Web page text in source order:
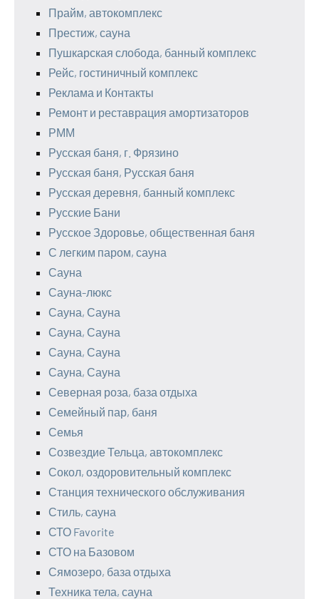
Прайм, автокомплекс
Престиж, сауна
Пушкарская слобода, банный комплекс
Рейс, гостиничный комплекс
Реклама и Контакты
Ремонт и реставрация амортизаторов
РММ
Русская баня, г. Фрязино
Русская баня, Русская баня
Русская деревня, банный комплекс
Русские Бани
Русское Здоровье, общественная баня
С легким паром, сауна
Сауна
Сауна-люкс
Сауна, Сауна
Сауна, Сауна
Сауна, Сауна
Сауна, Сауна
Северная роза, база отдыха
Семейный пар, баня
Семья
Созвездие Тельца, автокомплекс
Сокол, оздоровительный комплекс
Станция технического обслуживания
Стиль, сауна
СТО Favorite
СТО на Базовом
Сямозеро, база отдыха
Техника тела, сауна